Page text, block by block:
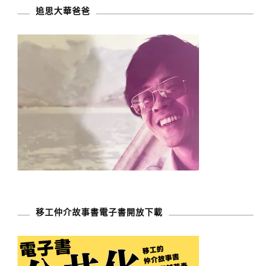
追思大華爸爸
移工仲介故事書電子書開放下載